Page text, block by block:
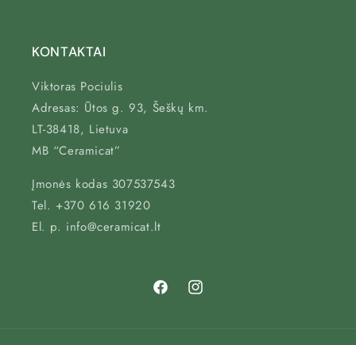
KONTAKTAI
Viktoras Pociulis
Adresas: Ūtos g. 93, Šeškų km.
LT-38418, Lietuva
MB “Ceramicat”
Įmonės kodas 307537543
Tel. +370 616 31920
El. p. info@ceramicat.lt